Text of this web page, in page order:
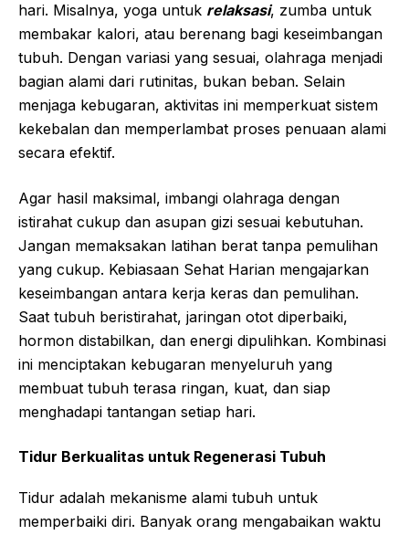
hari. Misalnya, yoga untuk relaksasi, zumba untuk
membakar kalori, atau berenang bagi keseimbangan
tubuh. Dengan variasi yang sesuai, olahraga menjadi
bagian alami dari rutinitas, bukan beban. Selain
menjaga kebugaran, aktivitas ini memperkuat sistem
kekebalan dan memperlambat proses penuaan alami
secara efektif.
Agar hasil maksimal, imbangi olahraga dengan
istirahat cukup dan asupan gizi sesuai kebutuhan.
Jangan memaksakan latihan berat tanpa pemulihan
yang cukup. Kebiasaan Sehat Harian mengajarkan
keseimbangan antara kerja keras dan pemulihan.
Saat tubuh beristirahat, jaringan otot diperbaiki,
hormon distabilkan, dan energi dipulihkan. Kombinasi
ini menciptakan kebugaran menyeluruh yang
membuat tubuh terasa ringan, kuat, dan siap
menghadapi tantangan setiap hari.
Tidur Berkualitas untuk Regenerasi Tubuh
Tidur adalah mekanisme alami tubuh untuk
memperbaiki diri. Banyak orang mengabaikan waktu